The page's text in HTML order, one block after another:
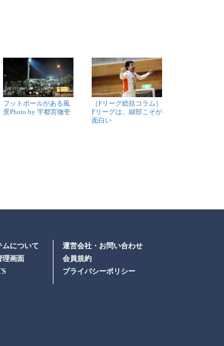
フットボールがある風
景Photo by 宇都宮徹壱
［Fリーグ総括コラム］
Fリーグは、細部こそが
面白い
ムについて
理画面
運営会社・お問い合わせ
会員規約
プライバシーポリシー